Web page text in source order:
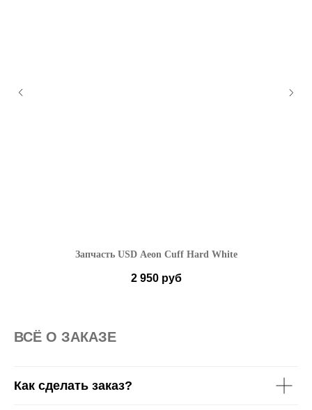
Запчасть USD Aeon Cuff Hard White
2 950 руб
ВСË О ЗАКАЗЕ
Как сделать заказ?